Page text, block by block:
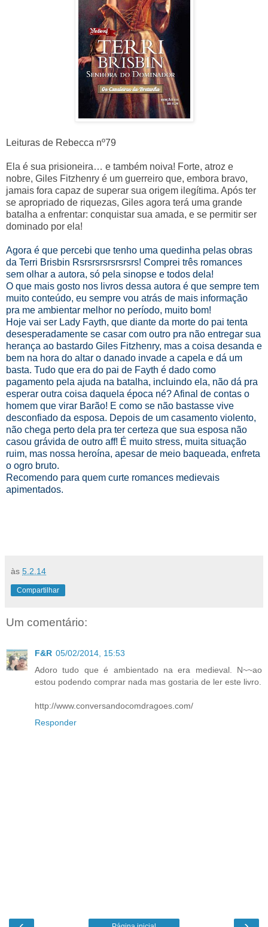
Leituras de Rebecca nº79
Ela é sua prisioneira… e também noiva! Forte, atroz e
nobre, Giles Fitzhenry é um guerreiro que, embora bravo,
jamais fora capaz de superar sua origem ilegítima. Após ter
se apropriado de riquezas, Giles agora terá uma grande
batalha a enfrentar: conquistar sua amada, e se permitir ser
dominado por ela!
Agora é que percebi que tenho uma quedinha pelas obras
da Terri Brisbin Rsrsrsrsrsrsrsrs! Comprei três romances
sem olhar a autora, só pela sinopse e todos dela!
O que mais gosto nos livros dessa autora é que sempre tem
muito conteúdo, eu sempre vou atrás de mais informação
pra me ambientar melhor no período, muito bom!
Hoje vai ser Lady Fayth, que diante da morte do pai tenta
desesperadamente se casar com outro pra não entregar sua
herança ao bastardo Giles Fitzhenry, mas a coisa desanda e
bem na hora do altar o danado invade a capela e dá um
basta. Tudo que era do pai de Fayth é dado como
pagamento pela ajuda na batalha, incluindo ela, não dá pra
esperar outra coisa daquela época né? Afinal de contas o
homem que virar Barão! E como se não bastasse vive
desconfiado da esposa. Depois de um casamento violento,
não chega perto dela pra ter certeza que sua esposa não
casou grávida de outro aff! É muito stress, muita situação
ruim, mas nossa heroína, apesar de meio baqueada, enfreta
o ogro bruto.
Recomendo para quem curte romances medievais
apimentados.
às 5.2.14
Compartilhar
Um comentário:
F&R 05/02/2014, 15:53
Adoro tudo que é ambientado na era medieval. N~~ao
estou podendo comprar nada mas gostaria de ler este livro.
http://www.conversandocomdragoes.com/
Responder